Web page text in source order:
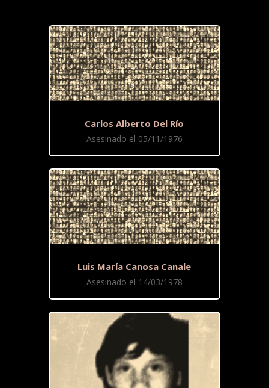
Carlos Alberto Del Río
Asesinado el 05/11/1976
Luis María Canosa Canale
Asesinado el 14/03/1978